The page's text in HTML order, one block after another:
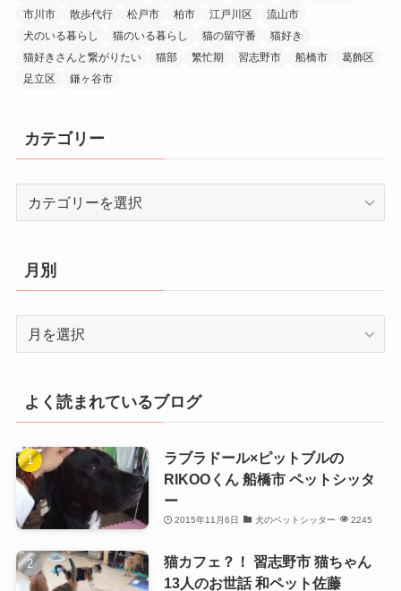
市川市
散歩代行 松戸市 柏市 江戸川区
流山市
犬のいる暮らし
猫のいる暮らし 猫の留守番
猫好き
猫好きさんと繋がりたい
猫部 繁忙期 習志野市 船橋市
葛飾区
足立区
鎌ヶ谷市
カテゴリー
リ
ー
月別
よく読まれているブログ
ラブラドール×ピットブルの
RIKOOくん 船橋市 ペットシッタ
ー
2015年11月6日 犬のペットシッター 2245
猫カフェ？！ 習志野市 猫ちゃん
13人のお世話 和ペット佐藤